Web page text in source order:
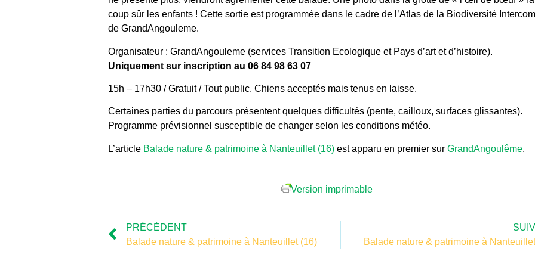
coup sûr les enfants ! Cette sortie est programmée dans le cadre de l’Atlas de la Biodiversité
de GrandAngouleme.
Organisateur : GrandAngouleme (services Transition Ecologique et Pays d’art et d’histoire).
Uniquement sur inscription au 06 84 98 63 07
15h – 17h30 / Gratuit / Tout public. Chiens acceptés mais tenus en laisse.
Certaines parties du parcours présentent quelques difficultés (pente, cailloux, surfaces glissantes).
Programme prévisionnel susceptible de changer selon les conditions météo.
L’article Balade nature & patrimoine à Nanteuillet (16) est apparu en premier sur GrandAngoulême.
Version imprimable
PRÉCÉDENT
Balade nature & patrimoine à Nanteuillet (16)
Balade nature & patrimoine à